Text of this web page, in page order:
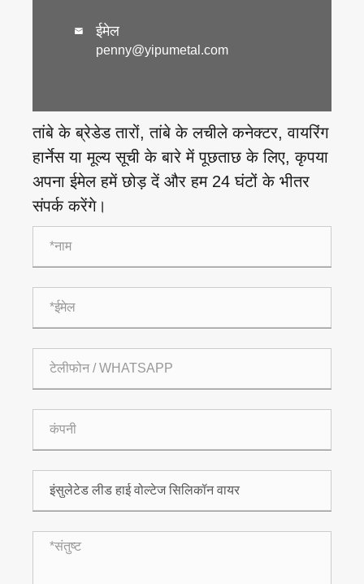
 ईमेल
penny@yipumetal.com
तांबे के ब्रेडेड तारों, तांबे के लचीले कनेक्टर, वायरिंग
हार्नेस या मूल्य सूची के बारे में पूछताछ के लिए, कृपया
अपना ईमेल हमें छोड़ दें और हम 24 घंटों के भीतर
संपर्क करेंगे।